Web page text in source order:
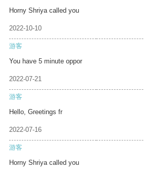
Horny Shriya called you
2022-10-10
游客
You have 5 minute oppor
2022-07-21
游客
Hello, Greetings fr
2022-07-16
游客
Horny Shriya called you